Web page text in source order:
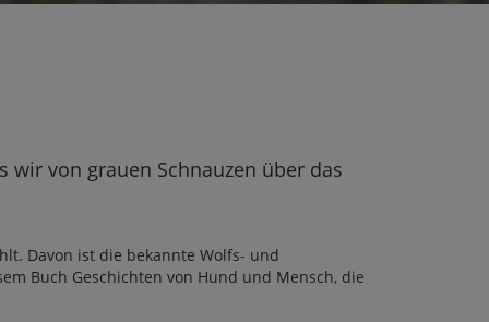
wir von grauen Schnauzen über das
Davon ist die bekannte Wolfs- und
Buch Geschichten von Hund und Mensch, die